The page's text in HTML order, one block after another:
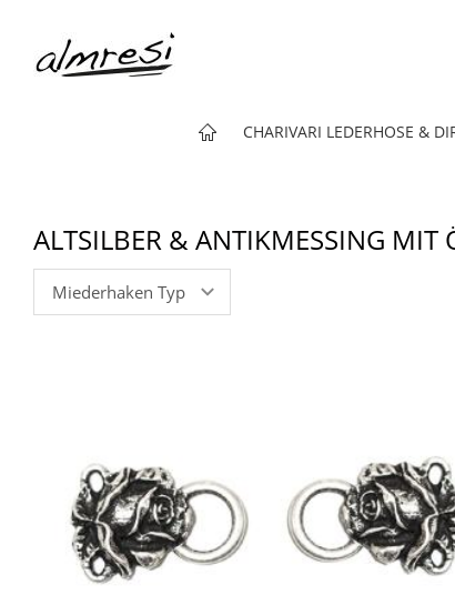
CHARIVARI LEDERHOSE &
ALTSILBER & ANTIKMESSING MIT
Miederhaken Typ